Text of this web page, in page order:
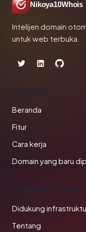
Nikoya10Whois
Intelijen domain
untuk web terbuka.
PRODUK
Beranda
Fitur
Cara kerja
Domain yang baru
PERUSAHAAN
Didukung
Tentang